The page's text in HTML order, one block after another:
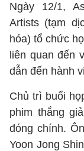
Ngày 12/1,
Artists (tạm
hóa) tổ chức
liên quan đến
dẫn đến hành
Chủ trì buổi
phim thắng
đóng chính.
Yoon Jong